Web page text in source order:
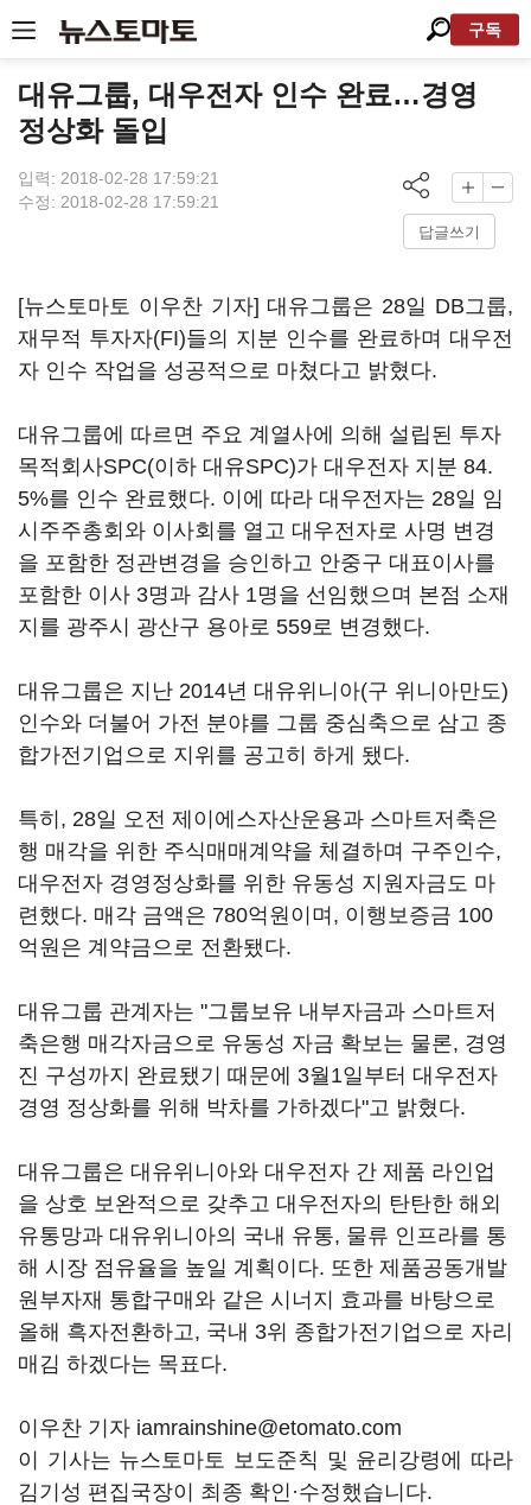
구독
대유그룹, 대우전자 인수 완료…경영
정상화 돌입
입력: 2018-02-28 17:59:21
수정: 2018-02-28 17:59:21
답글쓰기
[뉴스토마토 이우찬 기자] 대유그룹은 28일 DB그룹,
재무적 투자자(FI)들의 지분 인수를 완료하며 대우전
자 인수 작업을 성공적으로 마쳤다고 밝혔다.
대유그룹에 따르면 주요 계열사에 의해 설립된 투자
목적회사SPC(이하 대유SPC)가 대우전자 지분 84.
5%를 인수 완료했다. 이에 따라 대우전자는 28일 임
시주주총회와 이사회를 열고 대우전자로 사명 변경
을 포함한 정관변경을 승인하고 안중구 대표이사를
포함한 이사 3명과 감사 1명을 선임했으며 본점 소재
지를 광주시 광산구 용아로 559로 변경했다.
대유그룹은 지난 2014년 대유위니아(구 위니아만도)
인수와 더불어 가전 분야를 그룹 중심축으로 삼고 종
합가전기업으로 지위를 공고히 하게 됐다.
특히, 28일 오전 제이에스자산운용과 스마트저축은
행 매각을 위한 주식매매계약을 체결하며 구주인수,
대우전자 경영정상화를 위한 유동성 지원자금도 마
련했다. 매각 금액은 780억원이며, 이행보증금 100
억원은 계약금으로 전환됐다.
대유그룹 관계자는 "그룹보유 내부자금과 스마트저
축은행 매각자금으로 유동성 자금 확보는 물론, 경영
진 구성까지 완료됐기 때문에 3월1일부터 대우전자
경영 정상화를 위해 박차를 가하겠다"고 밝혔다.
대유그룹은 대유위니아와 대우전자 간 제품 라인업
을 상호 보완적으로 갖추고 대우전자의 탄탄한 해외
유통망과 대유위니아의 국내 유통, 물류 인프라를 통
해 시장 점유율을 높일 계획이다. 또한 제품공동개발
원부자재 통합구매와 같은 시너지 효과를 바탕으로
올해 흑자전환하고, 국내 3위 종합가전기업으로 자리
매김 하겠다는 목표다.
이우찬 기자 iamrainshine@etomato.com
이 기사는 뉴스토마토 보도준칙 및 윤리강령에 따라
김기성 편집국장이 최종 확인·수정했습니다.